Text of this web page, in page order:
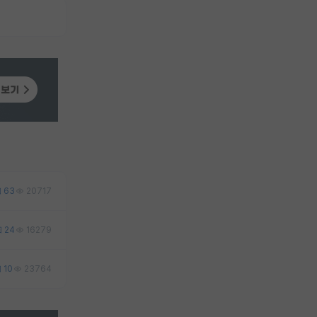
63 20717
24 16279
10 23764